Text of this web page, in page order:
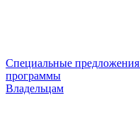
Специальные предложения
программы
Владельцам